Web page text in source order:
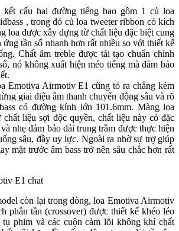
cấu hai đường tiếng bao gồm 1 củ loa
, trong đó củ loa tweeter ribbon có kích
loa được xây dựng từ chất liệu đặc biệt cung
ứng tần số nhanh hơn rất nhiều so với thiết kế
Chất âm treble được tái tạo chuẩn chính
nó không xuất hiện méo tiếng mà đảm bảo
Emotiva Airmotiv E1 cũng tỏ ra chẳng kém
giai điệu âm thanh chuyển động sâu và rõ
có đường kính lớn 101.6mm. Màng loa
liệu sợi độc quyền, chất liệu này có đặc
nhẹ đảm bảo dải trung trầm được thực hiện
sâu, đầy uy lực. Ngoài ra nhờ sự trợ giúp
mặt trước âm bass trở nên sâu chắc hơn rất
còn lại trong dòng, loa Emotiva Airmotiv
phân tần (crossover) được thiết kế khéo léo
phim và các cuộn cảm lõi không khí chất